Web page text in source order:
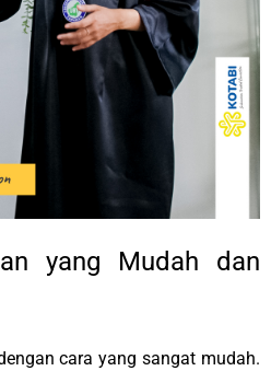
yang Mudah dan
cara yang sangat mudah.